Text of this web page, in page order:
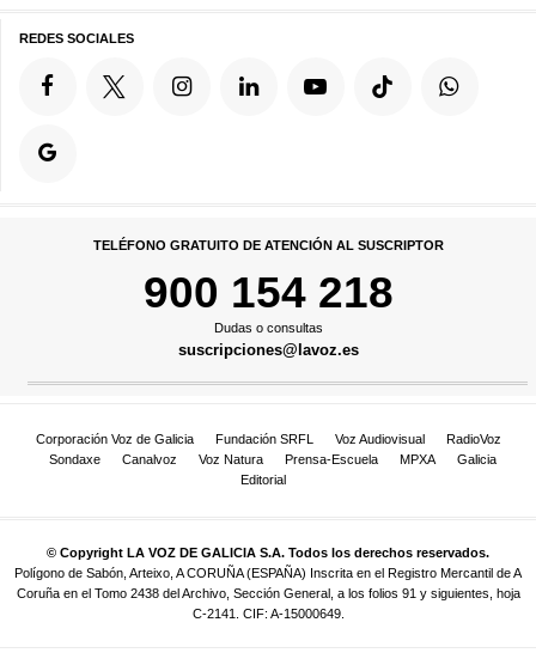
REDES SOCIALES
TELÉFONO GRATUITO DE ATENCIÓN AL SUSCRIPTOR
900 154 218
Dudas o consultas
suscripciones@lavoz.es
Corporación Voz de Galicia Fundación SRFL Voz Audiovisual
RadioVoz
Sondaxe
Canalvoz Voz Natura Prensa-Escuela MPXA
Galicia
Editorial
© Copyright LA VOZ DE GALICIA S.A. Todos los derechos reservados.
Polígono de Sabón, Arteixo, A CORUÑA (ESPAÑA) Inscrita en el Registro Mercantil de A
Coruña en el Tomo 2438 del Archivo, Sección General, a los folios 91 y siguientes, hoja
C-2141. CIF: A-15000649.